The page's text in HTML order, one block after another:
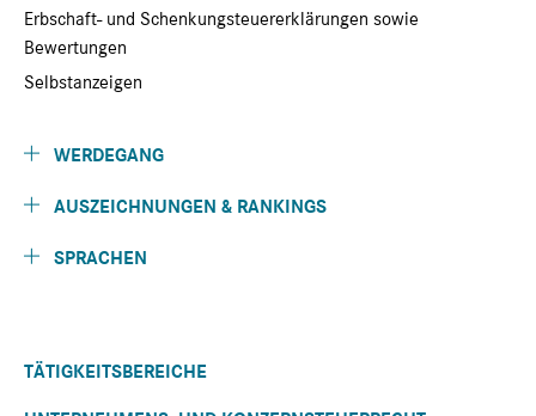
Erbschaft- und Schenkungsteuererklärungen sowie
Bewertungen
Selbstanzeigen
WERDEGANG
AUSZEICHNUNGEN & RANKINGS
SPRACHEN
TÄTIGKEITSBEREICHE